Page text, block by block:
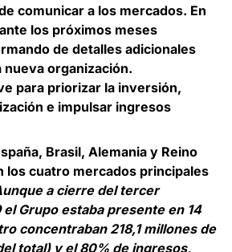
comunicar a los mercados. En
los próximos meses
de detalles adicionales
organización.
para priorizar la inversión,
e impulsar ingresos
Brasil, Alemania y Reino
los cuatro mercados principales
a cierre del tercer
Grupo estaba presente en 14
concentraban 218,1 millones de
total) y el 80% de ingresos,